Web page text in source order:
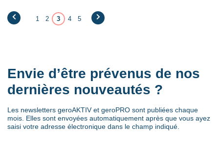
←
1 2 3 4
5
→
Envie d’être prévenus de nos
dernières nouveautés ?
Les newsletters geroAKTIV et geroPRO sont publiées chaque
mois. Elles sont envoyées automatiquement après que vous ayez
saisi votre adresse électronique dans le champ indiqué.